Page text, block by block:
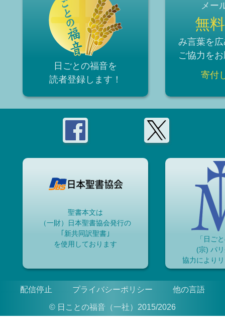
日ごとの福音を
読者登録 します！
メー
無料
み言葉を
ご協力を
寄付
聖書本文は
（一財）日本聖書協会発行の
｢新共同訳聖書｣
を使用しております
「日ご
(宗) パ
協力により
配信停止 プライバシーポリシー 他の言語
© 日ことの福音（一社）2015/2026